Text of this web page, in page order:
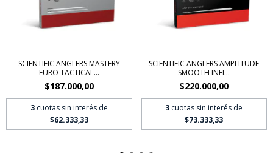
SCIENTIFIC ANGLERS MASTERY
EURO TACTICAL...
$187.000,00
3 cuotas sin interés de
$62.333,33
SCIENTIFIC ANGLERS AMPLITUDE
SMOOTH INFI...
$220.000,00
3 cuotas sin interés de
$73.333,33